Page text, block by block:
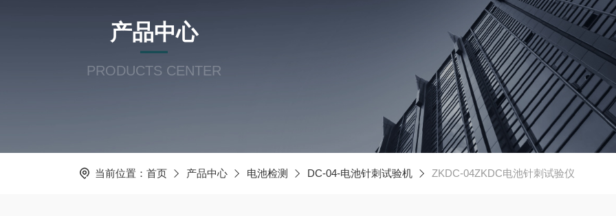
产品中心
PRODUCTS CENTER
当前位置： 首页 产品中心 电池检测 DC-04-电池针刺试验机 ZKDC-04ZKDC电池针刺试验仪